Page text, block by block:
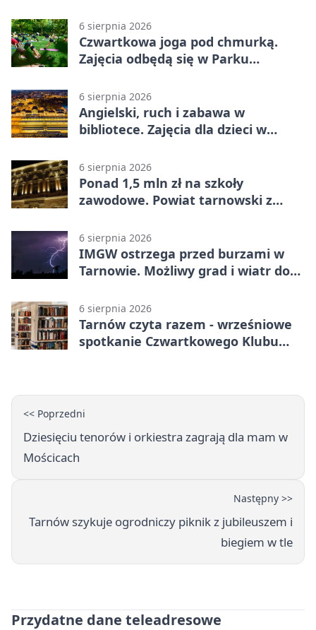
6 sierpnia 2026
Czwartkowa joga pod chmurką.
Zajęcia odbędą się w Parku
6 sierpnia 2026
Angielski, ruch i zabawa w
bibliotece. Zajęcia dla dzieci w
6 sierpnia 2026
Ponad 1,5 mln zł na szkoły
zawodowe. Powiat tarnowski z
6 sierpnia 2026
IMGW ostrzega przed burzami w
Tarnowie. Możliwy grad i wiatr do
6 sierpnia 2026
Tarnów czyta razem - wrześniowe
spotkanie Czwartkowego Klubu
<< Poprzedni
Dziesięciu tenorów i orkiestra zagrają dla mam w
Mościcach
Następny >>
Tarnów szykuje ogrodniczy piknik z jubileuszem i
biegiem w tle
Przydatne dane teleadresowe